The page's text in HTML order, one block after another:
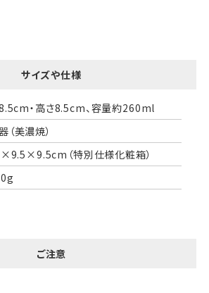
サイズや仕様
・高さ8.5cm、容量約260ml
（美濃焼）
（特別仕様化粧箱）
ご注意